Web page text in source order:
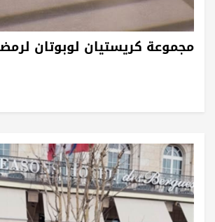
مجموعة كريستيان لوبوتان لرمضان